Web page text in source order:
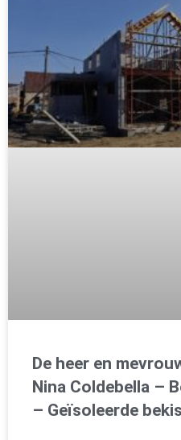
De heer en
Nina Coldebella –
– Geïsoleerde